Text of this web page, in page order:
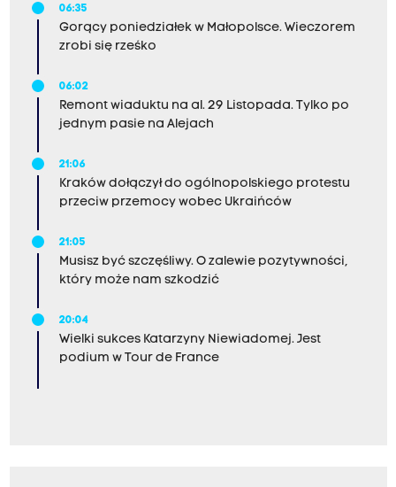
06:35
Gorący poniedziałek w Małopolsce. Wieczorem
zrobi się rześko
06:02
Remont wiaduktu na al. 29 Listopada. Tylko po
jednym pasie na Alejach
21:06
Kraków dołączył do ogólnopolskiego protestu
przeciw przemocy wobec Ukraińców
21:05
Musisz być szczęśliwy. O zalewie pozytywności,
który może nam szkodzić
20:04
Wielki sukces Katarzyny Niewiadomej. Jest
podium w Tour de France